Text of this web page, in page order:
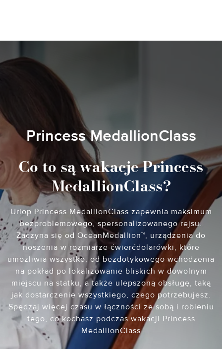
Princess MedallionClass
Co to są wakacje Princess
MedallionClass?
Urlop Princess MedallionClass zapewnia maksimum
bezproblemowego, spersonalizowanego rejsu.
Zaczyna się od OceanMedallion™, urządzenia do
noszenia w rozmiarze ćwierćdolarówki, które
umożliwia wszystko, od bezdotykowego wchodzenia
na pokład po lokalizowanie bliskich w dowolnym
miejscu na statku, a także ulepszoną obsługę, taką
jak dostarczenie wszystkiego, czego potrzebujesz.
Spędzaj więcej czasu w łączności ze sobą i robieniu
tego, co kochasz podczas wakacji Princess
MedallionClass